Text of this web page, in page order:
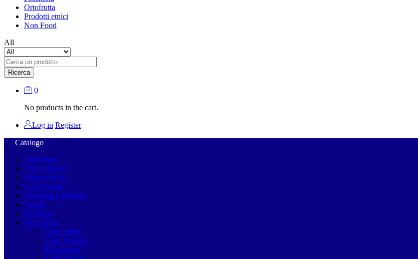
Ortofrutta
Prodotti etnici
Non Food
All
Ricerca
0
No products in the cart.
Log in Register
Catalogo
Alimentari
Vini e liquori
Bibite e birre
Gastronomia
Formaggi e latticini
Salumi
Surgelati
Macelleria
Carni Suine
Carni Bovine
Selvaggina